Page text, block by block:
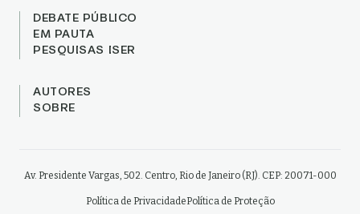
DEBATE PÚBLICO
EM PAUTA
PESQUISAS ISER
AUTORES
SOBRE
Av. Presidente Vargas, 502. Centro, Rio de Janeiro (RJ). CEP: 20071-000
Política de PrivacidadePolítica de Proteção